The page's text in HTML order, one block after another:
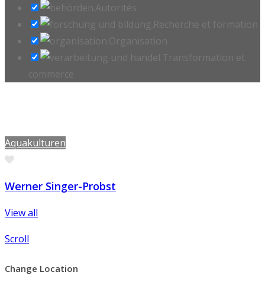
Autorités
Recherche et formation
Organisation
Transformation et
commerce
Aquakulturen
Favorite
Werner Singer-Probst
View all
Scroll
Change Location